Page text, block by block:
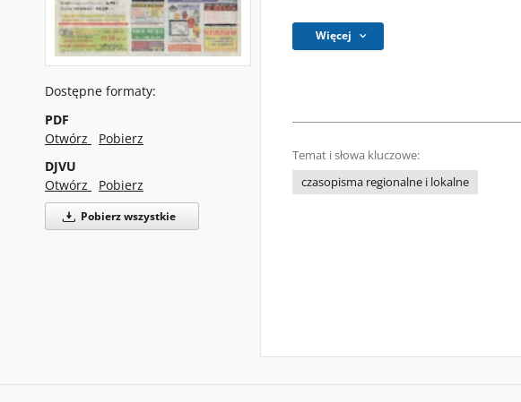
Dostępne formaty:
PDF
Otwórz
Pobierz
DJVU
Otwórz
Pobierz
Pobierz wszystkie
Więcej
Temat i słowa kluczowe:
czasopisma regionalne i lokalne